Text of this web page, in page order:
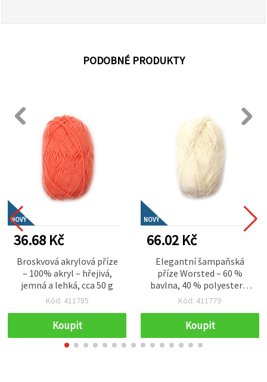
PODOBNÉ PRODUKTY
NOVÝ
36.68 Kč
Broskvová akrylová příze
– 100% akryl – hřejivá,
jemná a lehká, cca 50 g
Kód: 411785
Koupit
NOVÝ
66.02 Kč
Elegantní šampaňská
příze Worsted – 60 %
bavlna, 40 % polyester –
měkká, hladká a odolná –
Kód: 411779
Koupit